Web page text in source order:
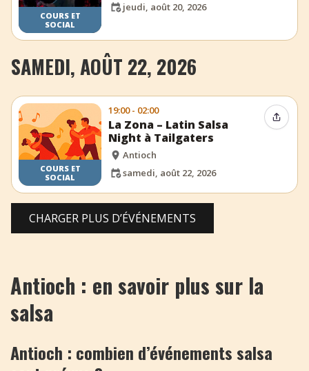
COURS ET
SOCIAL
jeudi, août 20, 2026
SAMEDI, AOÛT 22, 2026
COURS ET
SOCIAL
19:00 - 02:00
La Zona – Latin Salsa
Night à Tailgaters
Antioch
samedi, août 22, 2026
CHARGER PLUS D’ÉVÉNEMENTS
Antioch : en savoir plus sur la
salsa
Antioch : combien d’événements salsa